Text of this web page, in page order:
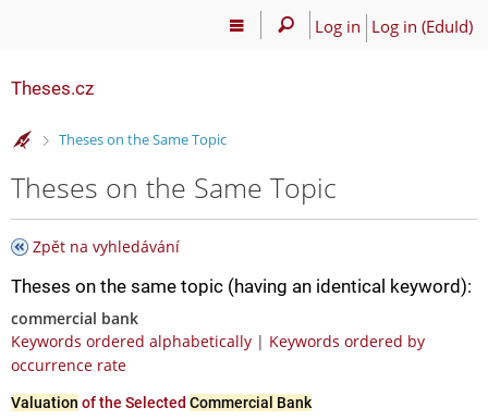
Log in Log in (EduId)
Theses.cz
>
Theses on the Same Topic
Theses on the Same Topic
Zpět na vyhledávání
Theses on the same topic (having an identical keyword):
commercial bank
Keywords ordered alphabetically | Keywords ordered by
occurrence rate
Valuation of the Selected Commercial Bank